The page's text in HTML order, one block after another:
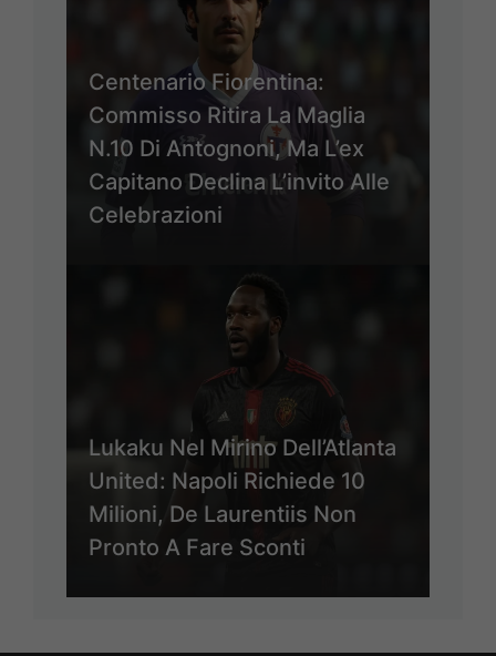
Centenario Fiorentina:
Commisso Ritira La Maglia
N.10 Di Antognoni, Ma L’ex
Capitano Declina L’invito Alle
Celebrazioni
Lukaku Nel Mirino Dell’Atlanta
United: Napoli Richiede 10
Milioni, De Laurentiis Non
Pronto A Fare Sconti